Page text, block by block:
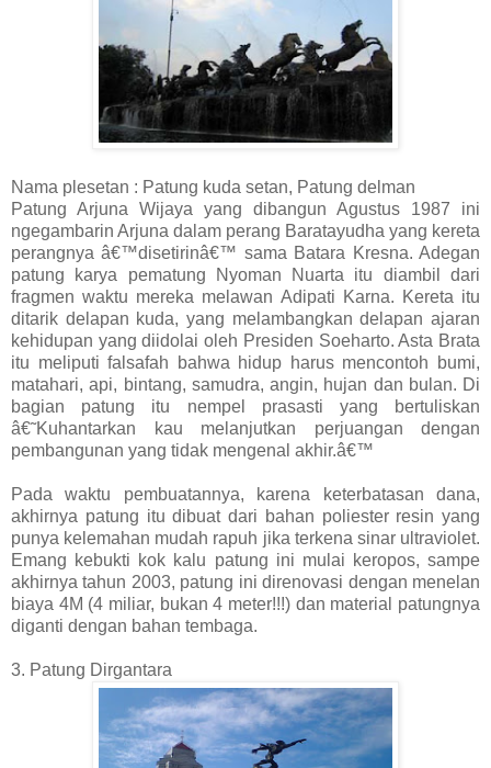
Nama plesetan : Patung kuda setan, Patung delman
Patung Arjuna Wijaya yang dibangun Agustus 1987 ini
ngegambarin Arjuna dalam perang Baratayudha yang kereta
perangnya â€™disetirinâ€™ sama Batara Kresna. Adegan
patung karya pematung Nyoman Nuarta itu diambil dari
fragmen waktu mereka melawan Adipati Karna. Kereta itu
ditarik delapan kuda, yang melambangkan delapan ajaran
kehidupan yang diidolai oleh Presiden Soeharto. Asta Brata
itu meliputi falsafah bahwa hidup harus mencontoh bumi,
matahari, api, bintang, samudra, angin, hujan dan bulan. Di
bagian patung itu nempel prasasti yang bertuliskan
â€˜Kuhantarkan kau melanjutkan perjuangan dengan
pembangunan yang tidak mengenal akhir.â€™
Pada waktu pembuatannya, karena keterbatasan dana,
akhirnya patung itu dibuat dari bahan poliester resin yang
punya kelemahan mudah rapuh jika terkena sinar ultraviolet.
Emang kebukti kok kalu patung ini mulai keropos, sampe
akhirnya tahun 2003, patung ini direnovasi dengan menelan
biaya 4M (4 miliar, bukan 4 meter!!!) dan material patungnya
diganti dengan bahan tembaga.
3. Patung Dirgantara